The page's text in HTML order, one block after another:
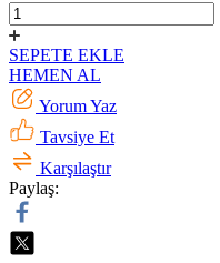
SEPETE EKLE
HEMEN AL
Yorum Yaz
Tavsiye Et
Karşılaştır
Paylaş: